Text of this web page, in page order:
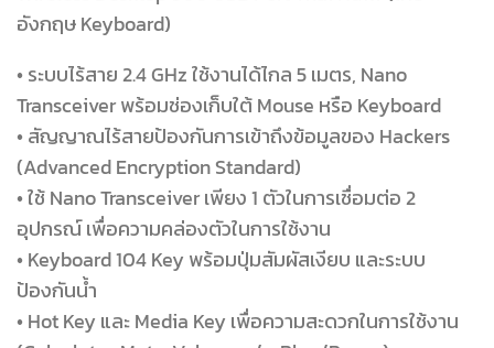
อังกฤษ Keyboard)
• ระบบไร้สาย 2.4 GHz ใช้งานได้ไกล 5 เมตร, Nano
Transceiver พร้อมช่องเก็บใต้ Mouse หรือ Keyboard
• สัญญาณไร้สายป้องกันการเข้าถึงข้อมูลของ Hackers
(Advanced Encryption Standard)
• ใช้ Nano Transceiver เพียง 1 ตัวในการเชื่อมต่อ 2
อุปกรณ์ เพื่อความคล่องตัวในการใช้งาน
• Keyboard 104 Key พร้อมปุ่มสัมผัสเงียบ และระบบ
ป้องกันน้ำ
• Hot Key และ Media Key เพื่อความสะดวกในการใช้งาน